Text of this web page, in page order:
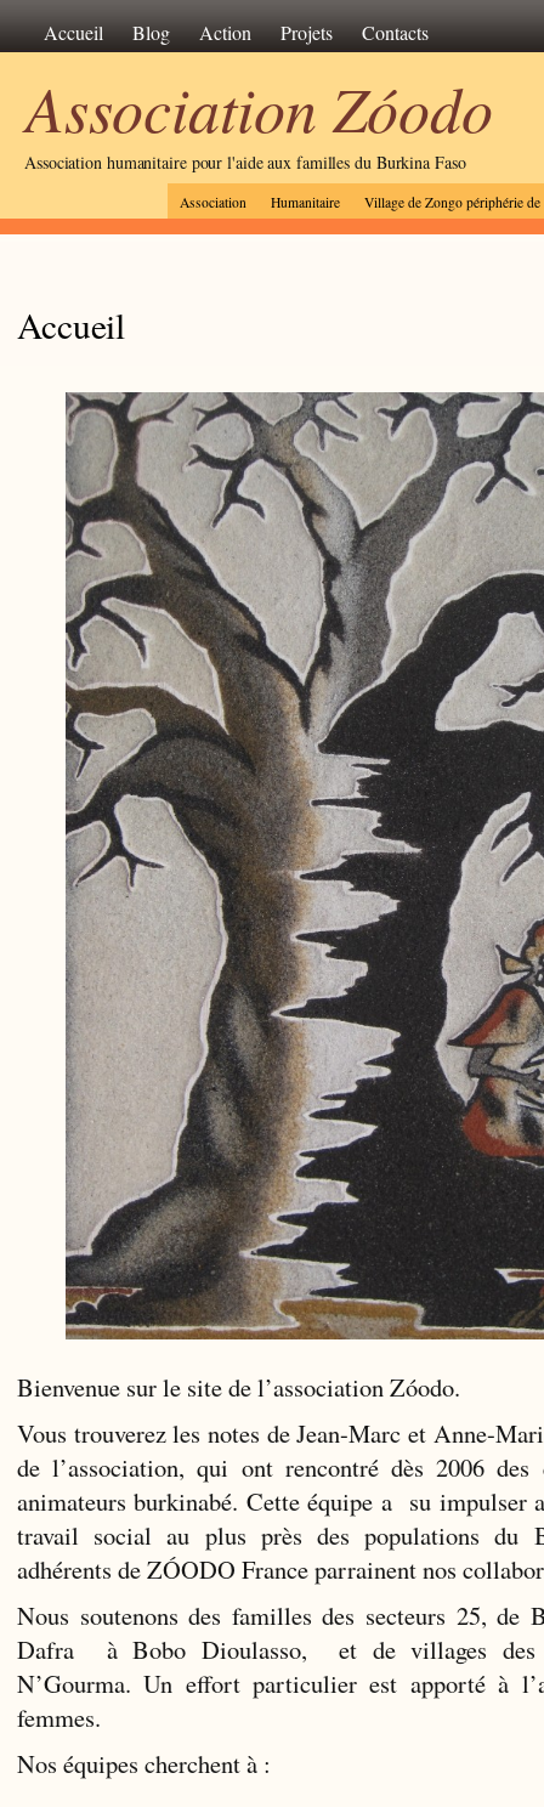
Accueil Blog Action Projets Contacts
Association Zóodo
Association humanitaire pour l'aide aux familles du Burkina Faso
Association Humanitaire Village de Zongo périphérie de
Accueil
Bienvenue sur le site de l’association Zóodo.
Vous trouverez les notes de Jean-Marc et Anne-
de l’association, qui ont rencontré dès 2006 des
animateurs burkinabé. Cette équipe a su impulser
travail social au plus près des populations du
adhérents de ZÓODO France parrainent nos
Nous soutenons des familles des secteurs 25, de
Dafra à Bobo Dioulasso, et de villages des
N’Gourma. Un effort particulier est apporté à
femmes.
Nos équipes cherchent à :